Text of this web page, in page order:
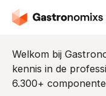
Welkom bij
kennis in de
6.300+